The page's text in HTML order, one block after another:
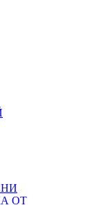
ОТ